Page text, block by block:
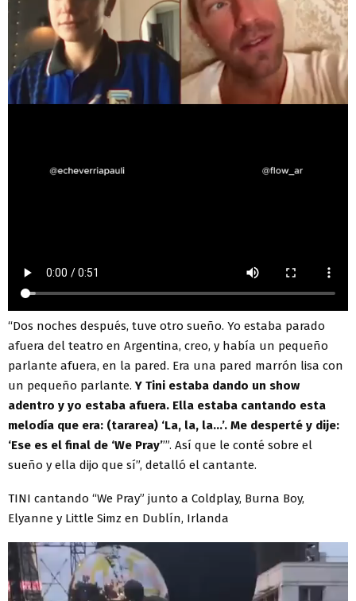
“Dos noches después, tuve otro sueño. Yo estaba parado
afuera del teatro en Argentina, creo, y había un pequeño
parlante afuera, en la pared. Era una pared marrón lisa con
un pequeño parlante.Y Tini estaba dando un show
adentro y yo estaba afuera. Ella estaba cantando esta
melodía que era: (tararea) ‘La, la, la...’. Me desperté y dije:
‘Ese es el final de ‘We Pray’’”. Así que le conté sobre el
sueño y ella dijo que sí”, detalló el cantante.
TINI cantando “We Pray” junto a Coldplay, Burna Boy,
Elyanne y Little Simz en Dublín, Irlanda